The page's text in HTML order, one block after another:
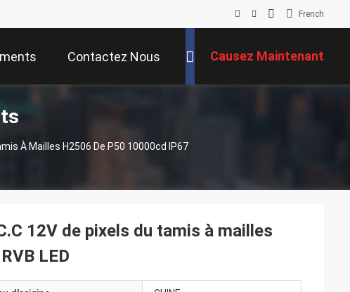
French
Contactez Nous Causez Maintenant
À Mailles H2506 De P50 10000cd IP67
12V de pixels du tamis à mailles
LED